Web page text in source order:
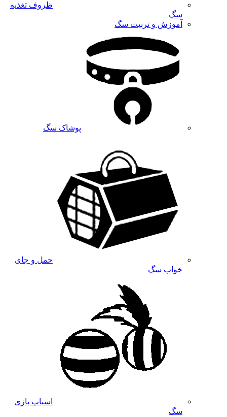
ظروف تغذیه
سگ
آموزش و تربیت سگ
پوشاک سگ
حمل و جای
خواب سگ
اسباب بازی
سگ